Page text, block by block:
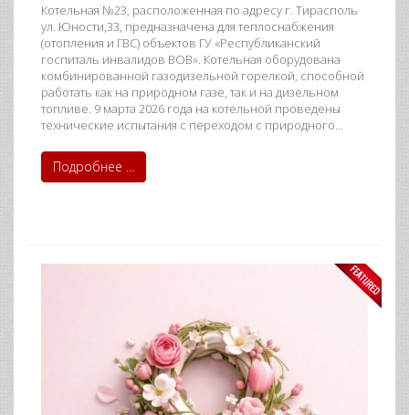
Котельная №23, расположенная по адресу г. Тирасполь
ул. Юности,33, предназначена для теплоснабжения
(отопления и ГВС) объектов ГУ «Республиканский
госпиталь инвалидов ВОВ». Котельная оборудована
комбинированной газодизельной горелкой, способной
работать как на природном газе, так и на дизельном
топливе. 9 марта 2026 года на котельной проведены
технические испытания с переходом с природного…
Подробнее ...